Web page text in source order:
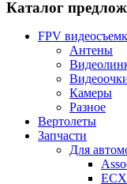
Каталог
FPV
Антены
Камеры
Разное
Вертолеты
Запчасти
Для
ECX